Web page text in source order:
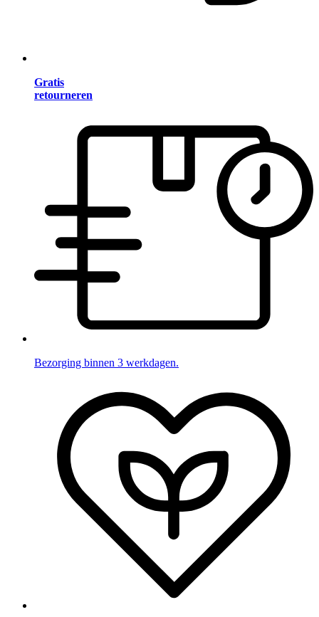
Gratis
retourneren
Bezorging binnen 3 werkdagen.